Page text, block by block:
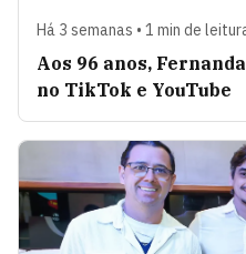
Há 3 semanas • 1 min de
Aos 96 anos,
no TikTok e YouTube